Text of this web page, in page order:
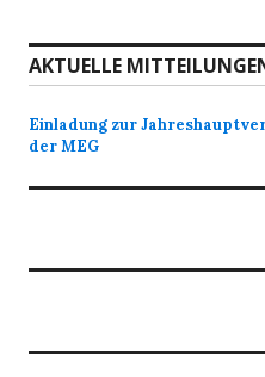
AKTUELLE
Einladung zur
der MEG